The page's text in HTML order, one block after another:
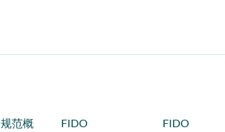
规范概
FIDO
FIDO